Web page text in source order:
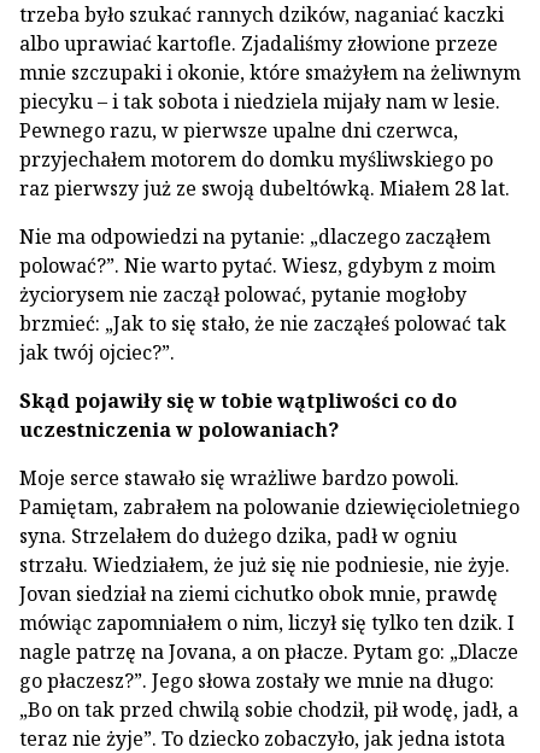
trzeba było szukać rannych dzików, naganiać kaczki
albo uprawiać kartofle. Zjadaliśmy złowione przeze
mnie szczupaki i okonie, które smażyłem na żeliwnym
piecyku – i tak sobota i niedziela mijały nam w lesie.
Pewnego razu, w pierwsze upalne dni czerwca,
przyjechałem motorem do domku myśliwskiego po
raz pierwszy już ze swoją dubeltówką. Miałem 28 lat.
Nie ma odpowiedzi na pytanie: „dlaczego zacząłem
polować?”. Nie warto pytać. Wiesz, gdybym z moim
życiorysem nie zaczął polować, pytanie mogłoby
brzmieć: „Jak to się stało, że nie zacząłeś polować tak
jak twój ojciec?”.
Skąd pojawiły się w tobie wątpliwości co do
uczestniczenia w polowaniach?
Moje serce stawało się wrażliwe bardzo powoli.
Pamiętam, zabrałem na polowanie dziewięcioletniego
syna. Strzelałem do dużego dzika, padł w ogniu
strzału. Wiedziałem, że już się nie podniesie, nie żyje.
Jovan siedział na ziemi cichutko obok mnie, prawdę
mówiąc zapomniałem o nim, liczył się tylko ten dzik. I
nagle patrzę na Jovana, a on płacze. Pytam go: „Dlacze
go płaczesz?”. Jego słowa zostały we mnie na długo:
„Bo on tak przed chwilą sobie chodził, pił wodę, jadł, a
teraz nie żyje”. To dziecko zobaczyło, jak jedna istota